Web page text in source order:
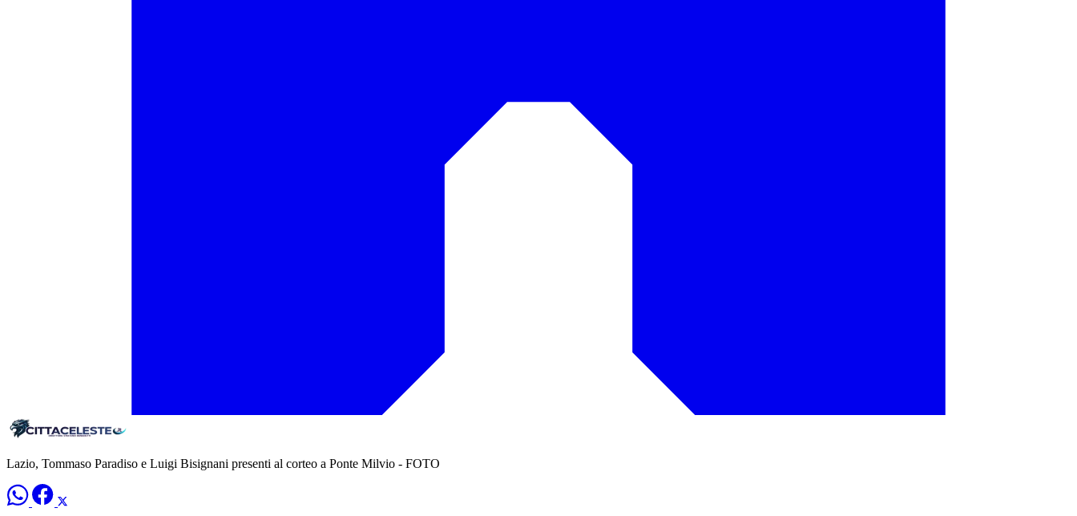
Lazio, Tommaso Paradiso e Luigi Bisignani presenti al corteo a Ponte Milvio - FOTO